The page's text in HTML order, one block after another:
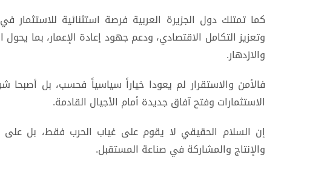
كما تمتلك دول الجزيرة العربية فرصة استثنائية
وتعزيز التكامل الاقتصادي، ودعم جهود إعادة الإعمار، بما
والازدهار.
فالأمن والاستقرار لم يعودا خياراً سياسياً فحسب، بل أصبحا
الاستثمارات وفتح آفاق جديدة أمام الأجيال القادمة.
إن السلام الحقيقي لا يقوم على غياب الحرب فقط، بل على
والإنتاج والمشاركة في صناعة المستقبل.